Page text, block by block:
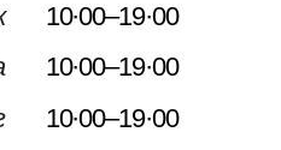
10·00–19·00
10·00–19·00
10·00–19·00